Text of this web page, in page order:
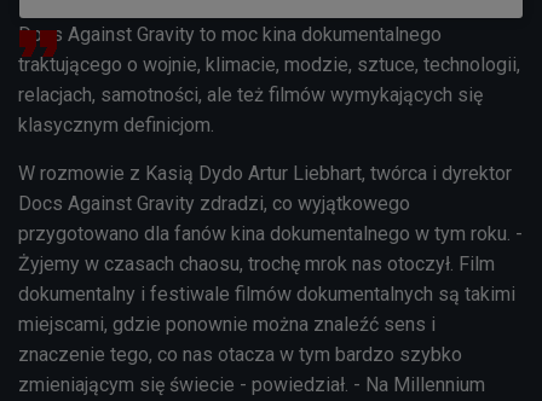
Docs Against Gravity to moc kina dokumentalnego
traktującego o wojnie, klimacie, modzie, sztuce, technologii,
relacjach, samotności, ale też filmów wymykających się
klasycznym definicjom.
W rozmowie z Kasią Dydo Artur Liebhart, twórca i dyrektor
Docs Against Gravity zdradzi, co wyjątkowego
przygotowano dla fanów kina dokumentalnego w tym roku. -
Żyjemy w czasach chaosu, trochę mrok nas otoczył. Film
dokumentalny i festiwale filmów dokumentalnych są takimi
miejscami, gdzie ponownie można znaleźć sens i
znaczenie tego, co nas otacza w tym bardzo szybko
zmieniającym się świecie - powiedział. - Na Millennium